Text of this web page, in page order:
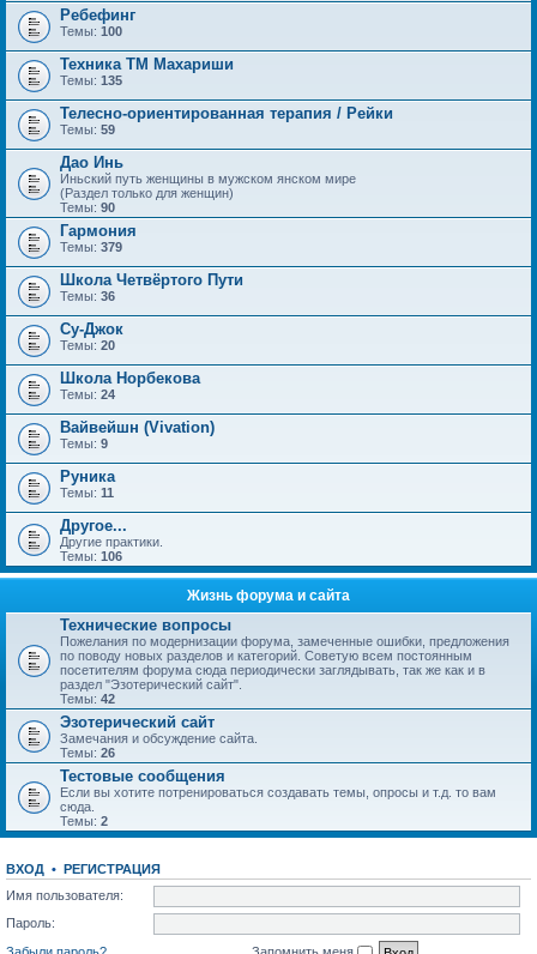
Ребефинг
Темы: 100
Техника ТМ Махариши
Темы: 135
Телесно-ориентированная терапия / Рейки
Темы: 59
Дао Инь
Иньский путь женщины в мужском янском мире
(Раздел только для женщин)
Темы: 90
Гармония
Темы: 379
Школа Четвёртого Пути
Темы: 36
Су-Джок
Темы: 20
Школа Норбекова
Темы: 24
Вайвейшн (Vivation)
Темы: 9
Руника
Темы: 11
Другое...
Другие практики.
Темы: 106
Жизнь форума и сайта
Технические вопросы
Пожелания по модернизации форума, замеченные ошибки, предложения
по поводу новых разделов и категорий. Советую всем постоянным
посетителям форума сюда периодически заглядывать, так же как и в
раздел "Эзотерический сайт".
Темы: 42
Эзотерический сайт
Замечания и обсуждение сайта.
Темы: 26
Тестовые сообщения
Если вы хотите потренироваться создавать темы, опросы и т.д. то вам
сюда.
Темы: 2
ВХОД • РЕГИСТРАЦИЯ
Имя пользователя:
Пароль: